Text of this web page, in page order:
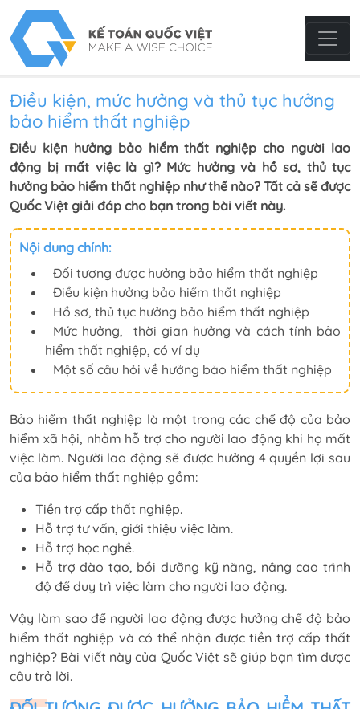
Điều kiện, mức hưởng và thủ tục hưởng
bảo hiểm thất nghiệp
Điều kiện hưởng bảo hiểm thất nghiệp cho người lao
động bị mất việc là gì? Mức hưởng và hồ sơ, thủ tục
hưởng bảo hiểm thất nghiệp như thế nào? Tất cả sẽ được
Quốc Việt giải đáp cho bạn trong bài viết này.
Nội dung chính:
Đối tượng được hưởng bảo hiểm thất nghiệp
Điều kiện hưởng bảo hiểm thất nghiệp
Hồ sơ, thủ tục hưởng bảo hiểm thất nghiệp
Mức hưởng, thời gian hưởng và cách tính bảo
hiểm thất nghiệp, có ví dụ
Một số câu hỏi về hưởng bảo hiểm thất nghiệp
Bảo hiểm thất nghiệp là một trong các chế độ của bảo
hiểm xã hội, nhằm hỗ trợ cho người lao động khi họ mất
việc làm. Người lao động sẽ được hưởng 4 quyền lợi sau
của bảo hiểm thất nghiệp gồm:
Tiền trợ cấp thất nghiệp.
Hỗ trợ tư vấn, giới thiệu việc làm.
Hỗ trợ học nghề.
Hỗ trợ đào tạo, bồi dưỡng kỹ năng, nâng cao trình
độ để duy trì việc làm cho người lao động.
Vậy làm sao để người lao động được hưởng chế độ bảo
hiểm thất nghiệp và có thể nhận được tiền trợ cấp thất
nghiệp? Bài viết này của Quốc Việt sẽ giúp bạn tìm được
câu trả lời.